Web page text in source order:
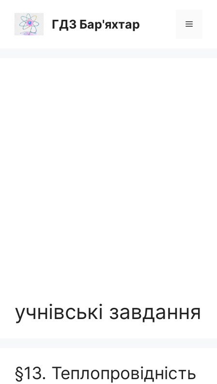
вмісту
ГДЗ Бар'яхтар Меню
учнівські завдання
§13. Теплопровідність